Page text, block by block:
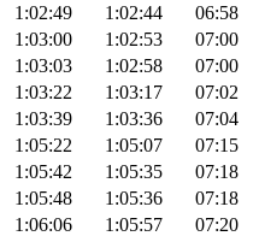
1:02:49 1:02:44 06:58
1:03:00 1:02:53
07:00
1:03:03 1:02:58
07:00
1:03:22 1:03:17
07:02
1:03:39 1:03:36 07:04
1:05:22 1:05:07 07:15
1:05:42 1:05:35 07:18
1:05:48 1:05:36
07:18
1:06:06 1:05:57
07:20